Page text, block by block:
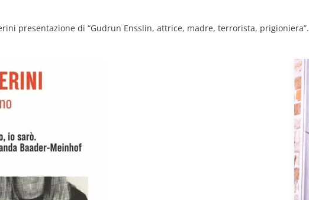
presentazione di “Gudrun Ensslin, attrice, madre, terrorista, prigioniera”.